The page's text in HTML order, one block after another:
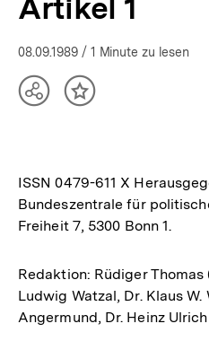
Artikel 1
08.09.1989 / 1 Minute zu lesen
TeilenInhalt
ISSN 0479-611 X
Bundeszentrale für
Freiheit 7, 5300 Bonn 1.
Redaktion: Rüdiger
Ludwig Watzal, Dr. Klaus
Angermund, Dr. Heinz